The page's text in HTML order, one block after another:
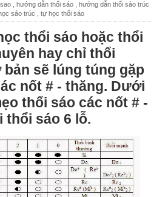
hướng dẫn thổi sáo
hướng dẫn thổi sáo trúc
sáo trúc tự học thổi sáo
thổi sáo hoặc thổi
hay chỉ thổi
sẽ lúng túng gặp
nốt # - thăng. Dưới
thổi sáo các nốt # -
sáo 6 lỗ.